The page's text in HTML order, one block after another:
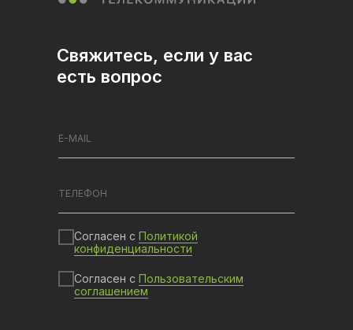
Согласен с Политикой
конфиденциальности
Согласен с Пользовательским
соглашением
Свяжитесь, если у вас
есть вопрос